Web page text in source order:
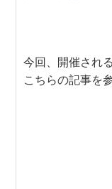
今回、開催され
こちらの記事を